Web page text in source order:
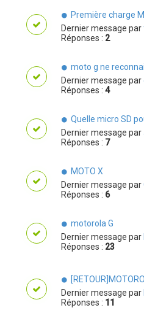
Première charge
Dernier message par
Réponses : 2
moto g ne
Dernier message par
Réponses : 4
Quelle micro SD
Dernier message par
Réponses : 7
MOTO X
Dernier message par
Réponses : 6
motorola G
Dernier message par
Réponses : 23
Dernier message par
Réponses : 11